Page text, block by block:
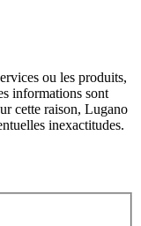
ou les produits,
informations sont
cette raison, Lugano
inexactitudes.